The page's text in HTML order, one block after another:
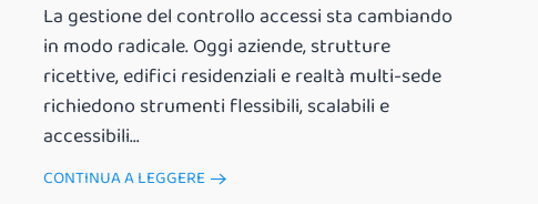
La gestione del controllo accessi sta cambiando
in modo radicale. Oggi aziende, strutture
ricettive, edifici residenziali e realtà multi-sede
richiedono strumenti flessibili, scalabili e
accessibili...
CONTINUA A LEGGERE